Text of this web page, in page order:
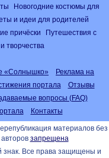
Новогодние костюмы для
и идеи для родителей
причёски
Путешествия с
творчества
«Солнышко»
Реклама на
портала
Отзывы
вопросы (FAQ)
Контакты
материалов без
запрещена
знак. Все права защищены и